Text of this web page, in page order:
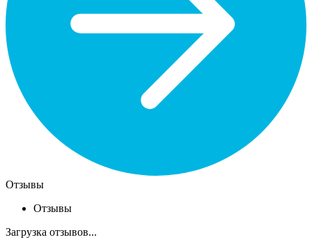
Отзывы
Отзывы
Загрузка отзывов...